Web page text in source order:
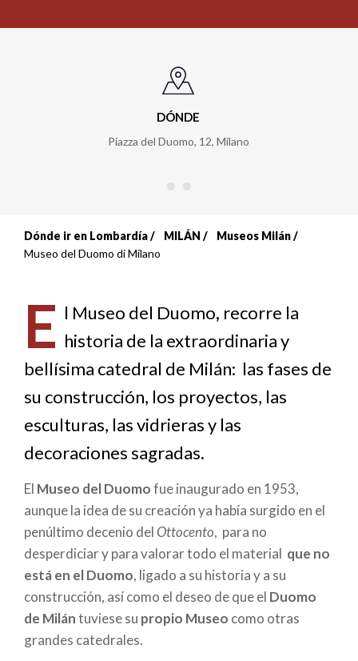
DÓNDE
Piazza del Duomo, 12, Milano
Sobrescribir
de
ayuda
a
la
navegación
Dónde ir en Lombardía MILÁN
Museos Milán
Museo del Duomo di Milano
E l Museo del Duomo, recorre la
historia de la extraordinaria y
bellísima catedral de Milán: las fases de
su construcción, los proyectos, las
esculturas, las vidrieras y las
decoraciones sagradas.
El Museo del Duomofue inaugurado en 1953,
aunque la idea de su creación ya había surgido en el
penúltimo decenio del Ottocento, para no
desperdiciar y para valorar todo el material que no
está en el Duomo, ligado a su historia y a su
construcción, así como el deseo de que el Duomo
de Milántuviese su propio Museo como otras
grandes catedrales.